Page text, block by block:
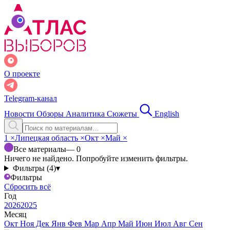
О проекте
Telegram-канал
Новости Обзоры Аналитика Сюжеты English
1 ×Липецкая область ×Окт ×Май ×
Все материалы— 0
Ничего не найдено. Попробуйте изменить фильтры.
Фильтры (4)▾
Фильтры
Сбросить всё
Год
20262025
Месяц
Окт Ноя Дек Янв Фев Мар Апр Май Июн Июл Авг Сен